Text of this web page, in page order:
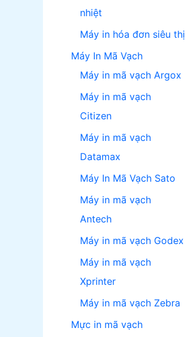
nhiệt
Máy in hóa đơn siêu thị
Máy In Mã Vạch
Máy in mã vạch Argox
Máy in mã vạch
Citizen
Máy in mã vạch
Datamax
Máy In Mã Vạch Sato
Máy in mã vạch
Antech
Máy in mã vạch Godex
Máy in mã vạch
Xprinter
Máy in mã vạch Zebra
Mực in mã vạch